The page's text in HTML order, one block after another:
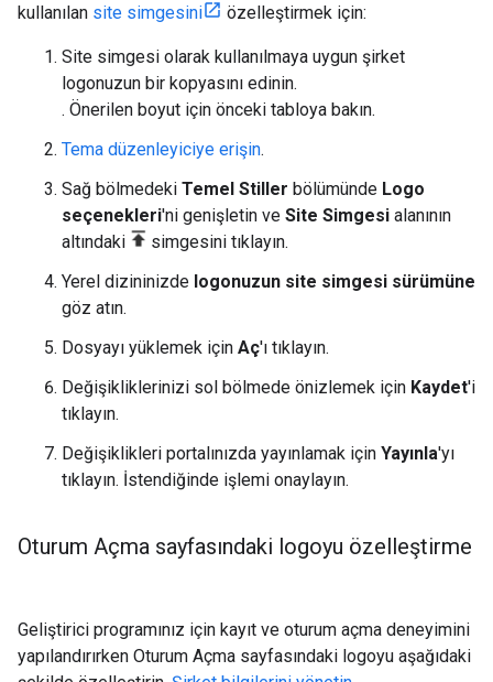
kullanılan site simgesini özelleştirmek için:
Site simgesi olarak kullanılmaya uygun şirket
logonuzun bir kopyasını edinin.
. Önerilen boyut için önceki tabloya bakın.
Tema düzenleyiciye erişin.
Sağ bölmedeki Temel Stiller bölümünde Logo
seçenekleri'ni genişletin ve Site Simgesi alanının
altındaki
simgesini tıklayın.
Yerel dizininizde logonuzun site simgesi sürümüne
göz atın.
Dosyayı yüklemek için Aç'ı tıklayın.
Değişikliklerinizi sol bölmede önizlemek için Kaydet'i
tıklayın.
Değişiklikleri portalınızda yayınlamak için Yayınla'yı
tıklayın. İstendiğinde işlemi onaylayın.
Oturum Açma sayfasındaki logoyu özelleştirme
Geliştirici programınız için kayıt ve oturum açma deneyimini
yapılandırırken Oturum Açma sayfasındaki logoyu aşağıdaki